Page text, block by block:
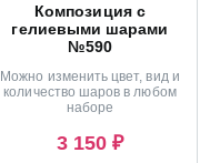
Композиция с
гелиевыми шарами
№590
Можно изменить цвет, вид и
количество шаров в любом
наборе
3 150 ₽